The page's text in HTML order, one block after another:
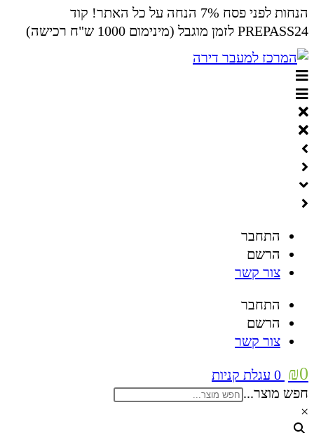
הנחות לפני פסח 7% הנחה על כל האתר! קוד
PREPASS24 לזמן מוגבל (מינימום 1000 ש"ח רכישה)
התחבר
הרשם
צור קשר
התחבר
הרשם
צור קשר
₪0
0 עגלת קניות
חפש מוצר...
×